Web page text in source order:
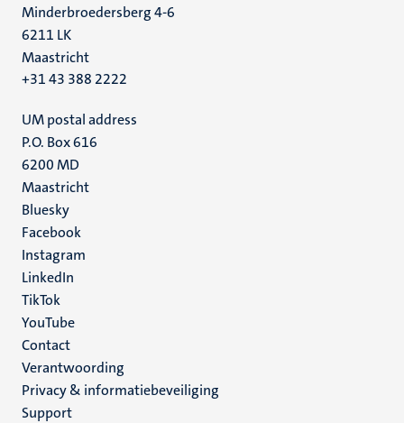
Minderbroedersberg 4-6
6211 LK
Maastricht
+31 43 388 2222
UM postal address
P.O. Box 616
6200 MD
Maastricht
Social
media
Bluesky
Facebook
Instagram
LinkedIn
TikTok
YouTube
Menu
footer
(NL)
Contact
Verantwoording
Privacy & informatiebeveiliging
Support